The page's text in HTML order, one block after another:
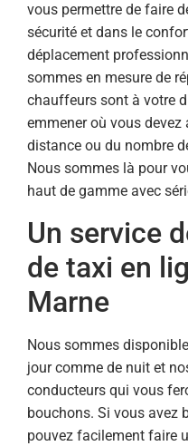
vous permettre de faire
sécurité et dans le
déplacement
sommes en mesure de
chauffeurs sont à votre
emmener où vous devez
distance ou du nombre
Nous sommes là pour
haut de gamme avec
Un service
de taxi en
Marne
Nous sommes
jour comme de nuit et
conducteurs qui vous
bouchons. Si vous avez
pouvez facilement faire